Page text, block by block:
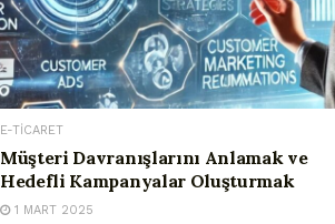
E-TİCARET
Müşteri Davranışlarını Anlamak ve
Hedefli Kampanyalar Oluşturmak
1 MART 2025